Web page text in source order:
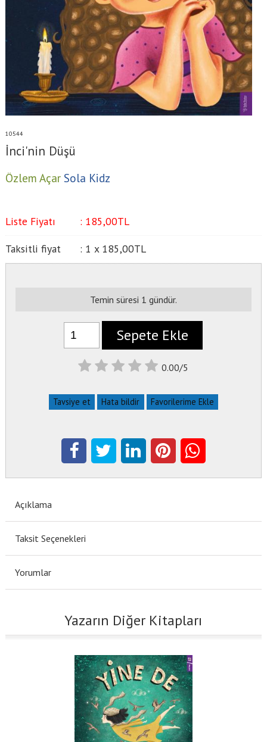
10544
İnci'nin Düşü
Özlem Açar Sola Kidz
Liste Fiyatı : 185,00TL
Taksitli fiyat : 1 x 185,00TL
Temin süresi 1 gündür.
Sepete Ekle
0.00/5
Tavsiye et Hata bildir Favorilerime Ekle
Açıklama
Taksit Seçenekleri
Yorumlar
Yazarın Diğer Kitapları